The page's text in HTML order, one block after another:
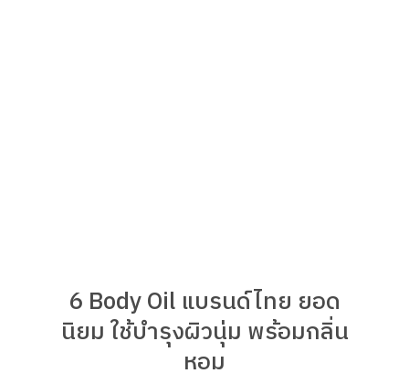
6 Body Oil แบรนด์ไทย ยอด
นิยม ใช้บำรุงผิวนุ่ม พร้อมกลิ่น
หอม